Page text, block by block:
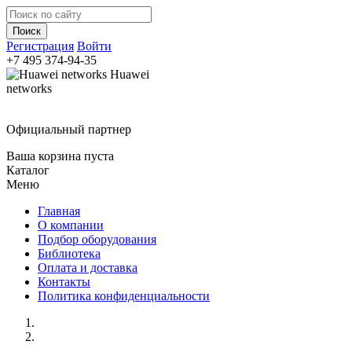
Регистрация Войти
+7 495 374-94-35
Huawei
networks
Официальный партнер
Ваша корзина пуста
Каталог
Меню
Главная
О компании
Подбор оборудования
Библиотека
Оплата и доставка
Контакты
Политика конфиденциальности